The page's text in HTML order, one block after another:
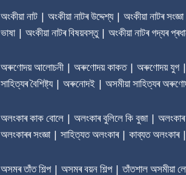
অংকীয়া নাট | অংকীয়া নাটৰ উদ্দেশ্য | অংকীয়া নাটৰ
ভাষা | অংকীয়া নাটৰ বিষয়বস্তু | অংকীয়া নাটৰ গদ্যৰ
অৰুণোদয় আলোচনী | অৰুণোদয় কাকত | অৰুণোদয় যুগ |
সাহিত্যৰ বৈশিষ্ট্য | অৰুনোদই | অসমীয়া সাহিত্যৰ
অলংকাৰ কাক বোলে | অলংকাৰ বুলিলে কি বুজা |
অলংকাৰৰ সংজ্ঞা | সাহিত্যত অলংকাৰ | কাব্যত
অসমৰ তাঁত শিল্প | অসমৰ বয়ন শিল্প | তাঁতশাল